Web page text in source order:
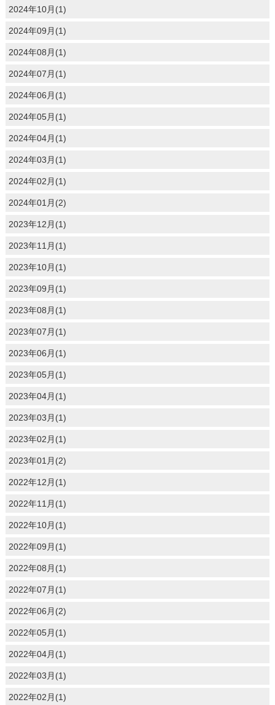
2024年10月(1)
2024年09月(1)
2024年08月(1)
2024年07月(1)
2024年06月(1)
2024年05月(1)
2024年04月(1)
2024年03月(1)
2024年02月(1)
2024年01月(2)
2023年12月(1)
2023年11月(1)
2023年10月(1)
2023年09月(1)
2023年08月(1)
2023年07月(1)
2023年06月(1)
2023年05月(1)
2023年04月(1)
2023年03月(1)
2023年02月(1)
2023年01月(2)
2022年12月(1)
2022年11月(1)
2022年10月(1)
2022年09月(1)
2022年08月(1)
2022年07月(1)
2022年06月(2)
2022年05月(1)
2022年04月(1)
2022年03月(1)
2022年02月(1)